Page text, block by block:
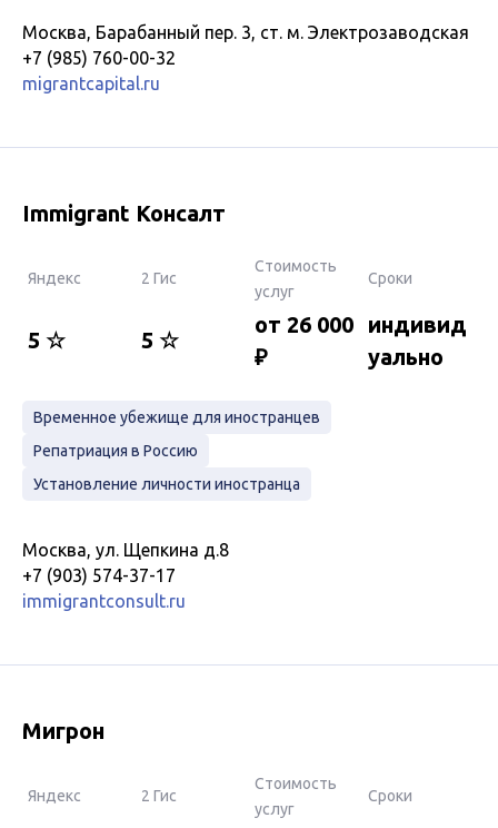
Москва, Барабанный пер. 3, ст. м. Электрозаводская
+7 (985) 760-00-32
migrantcapital.ru
Immigrant Консалт
Яндекс 2 Гис
Стоимость
услуг
Сроки
5 ☆ 5 ☆
от 26 000
₽
индивид
уально
Временное убежище для иностранцев
Репатриация в Россию
Установление личности иностранца
Москва, ул. Щепкина д.8
+7 (903) 574-37-17
immigrantconsult.ru
Мигрон
Яндекс 2 Гис
Стоимость
услуг
Сроки